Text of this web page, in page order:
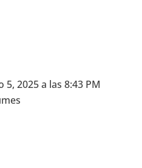
5, 2025 a las 8:43 PM